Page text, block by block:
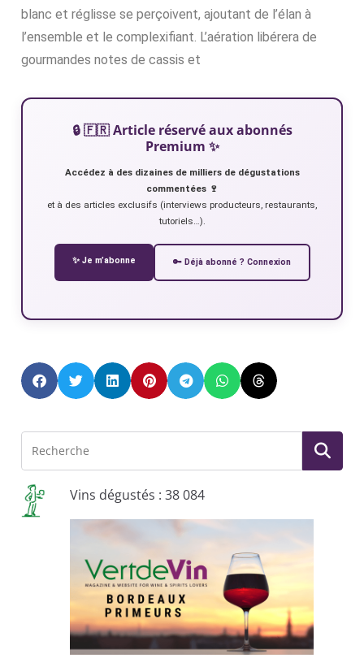
blanc et réglisse se perçoivent, ajoutant de l’élan à
l’ensemble et le complexifiant. L’aération libérera de
gourmandes notes de cassis et
🔒 🇫🇷 Article réservé aux abonnés
Premium ✨
Accédez à des dizaines de milliers de dégustations
commentées 🍷
et à des articles exclusifs (interviews producteurs, restaurants,
tutoriels…).
✨ Je m’abonne 🔑 Déjà abonné ? Connexion
Vins dégustés : 38 084